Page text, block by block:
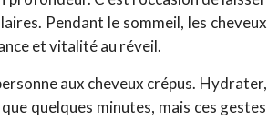
Pendant le sommeil, les cheveux
et vitalité au réveil.
aux cheveux crépus. Hydrater,
quelques minutes, mais ces gestes